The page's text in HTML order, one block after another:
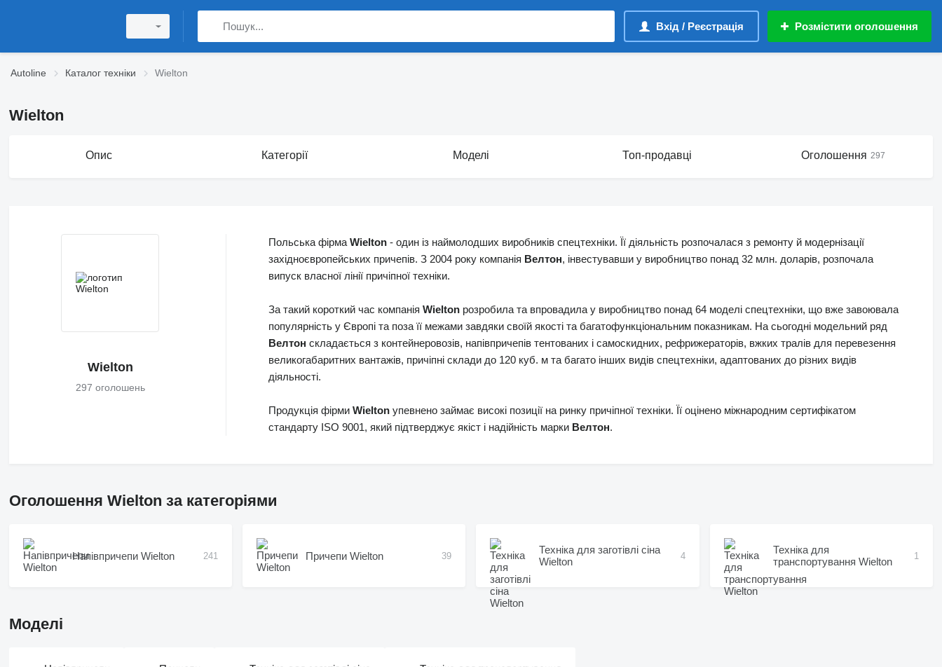
Вхід / Реєстрація Розмістити оголошення
Autoline Каталог техніки Wielton
Wielton
Опис Категорії Моделі Топ-продавці Оголошення 297
Wielton
297 оголошень
Польська фірма Wielton- один із наймолодших виробників спецтехніки. Її діяльність розпочалася з ремонту й модернізації
західноєвропейських причепів. З 2004 року компанія Велтон, інвестувавши у виробництво понад 32 млн. доларів, розпочала
випуск власної лінії причіпної техніки.
За такий короткий час компанія Wieltonрозробила та впровадила у виробництво понад 64 моделі спецтехніки, що вже завоювала
популярність у Європі та поза її межами завдяки своїй якості та багатофункціональним показникам. На сьогодні модельний ряд
Велтон складається з контейнеровозів, напівпричепів тентованих і самоскидних, рефрижераторів, вжких тралів для перевезення
великогабаритних вантажів, причіпні склади до 120 куб. м та багато інших видів спецтехніки, адаптованих до різних видів
діяльності.
Продукція фірми Wieltonупевнено займає високі позиції на ринку причіпної техніки. Її оцінено міжнародним сертифікатом
стандарту ISO 9001, який підтверджує якіст і надійність марки Велтон.
Оголошення Wielton за категоріями
Напівпричепи Wielton 241 Причепи Wielton 39
Техніка для заготівлі сіна
Wielton
4
Техніка для
транспортування Wielton
1
Моделі